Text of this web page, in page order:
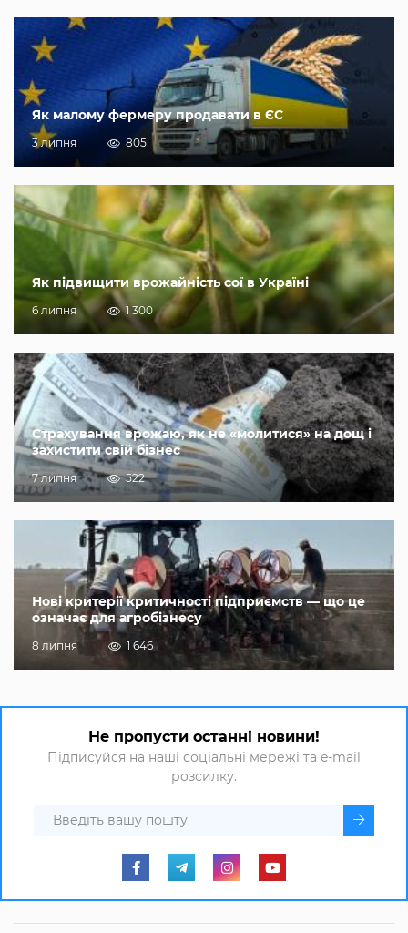
Як малому фермеру продавати в ЄС
3 липня 805
Як підвищити врожайність сої в Україні
6 липня 1 300
Страхування врожаю, як не «молитися» на дощ і
захистити свій бізнес
7 липня 522
Нові критерії критичності підприємств — що це
означає для агробізнесу
8 липня 1 646
Не пропусти останні новини!
Підписуйся на наші соціальні мережі та e-mail
розсилку.